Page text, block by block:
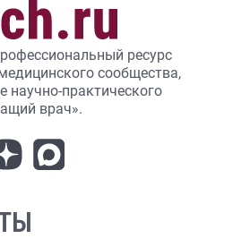
ресурс
сообщества,
научно-практического
врач».